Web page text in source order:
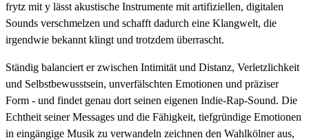
frytz mit y lässt akustische Instrumente mit artifiziellen, digitalen
Sounds verschmelzen und schafft dadurch eine Klangwelt, die
irgendwie bekannt klingt und trotzdem überrascht.
Ständig balanciert er zwischen Intimität und Distanz, Verletzlichkeit
und Selbstbewusstsein, unverfälschten Emotionen und präziser
Form - und findet genau dort seinen eigenen Indie-Rap-Sound. Die
Echtheit seiner Messages und die Fähigkeit, tiefgründige Emotionen
in eingängige Musik zu verwandeln zeichnen den Wahlkölner aus,